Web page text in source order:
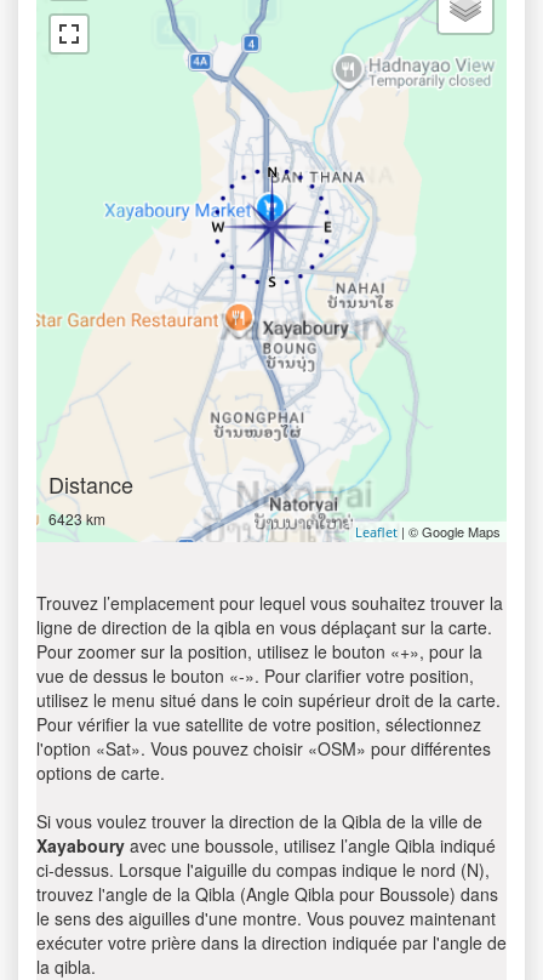
Distance
6423 km
Leaflet | © Google Maps
Trouvez l’emplacement pour lequel vous souhaitez trouver la
ligne de direction de la qibla en vous déplaçant sur la carte.
Pour zoomer sur la position, utilisez le bouton «+», pour la
vue de dessus le bouton «-». Pour clarifier votre position,
utilisez le menu situé dans le coin supérieur droit de la carte.
Pour vérifier la vue satellite de votre position, sélectionnez
l'option «Sat». Vous pouvez choisir «OSM» pour différentes
options de carte.
Si vous voulez trouver la direction de la Qibla de la ville de
Xayaboury avec une boussole, utilisez l’angle Qibla indiqué
ci-dessus. Lorsque l'aiguille du compas indique le nord (N),
trouvez l'angle de la Qibla (Angle Qibla pour Boussole) dans
le sens des aiguilles d'une montre. Vous pouvez maintenant
exécuter votre prière dans la direction indiquée par l'angle de
la qibla.